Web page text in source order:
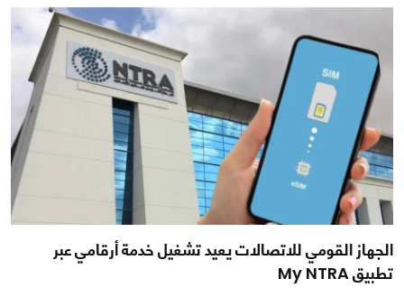
الجهاز القومي للاتصالات يعيد تشغيل خدمة أرقامي عبر
تطبيق My NTRA